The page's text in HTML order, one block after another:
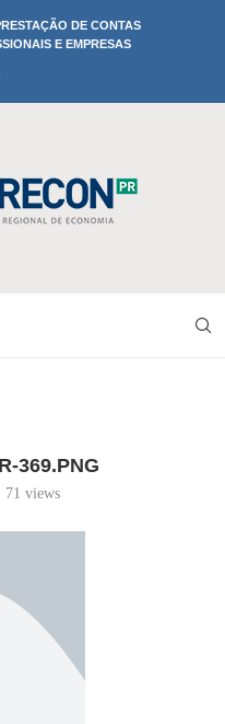
DE CONTAS
E EMPRESAS
369.PNG
71 views